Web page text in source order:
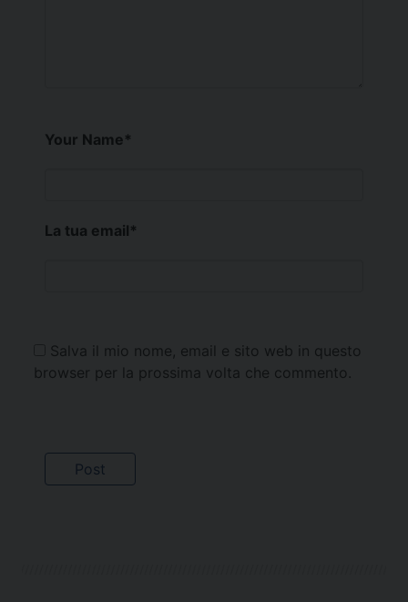
Your Name*
La tua email*
Salva il mio nome, email e sito web in questo
browser per la prossima volta che commento.